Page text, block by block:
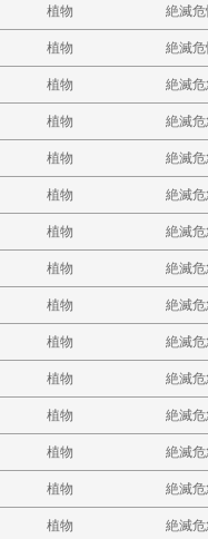
植物 絶滅危
植物 絶滅危
植物 絶滅
植物 絶滅
植物 絶滅
植物 絶滅
植物 絶滅
植物 絶滅
植物 絶滅
植物 絶滅
植物 絶滅
植物 絶滅
植物 絶滅
植物 絶滅
植物 絶滅